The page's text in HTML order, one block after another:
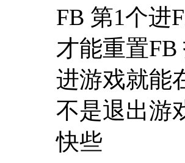
FB 第1个进
才能重置FB
进游戏就能
不是退出游
快些